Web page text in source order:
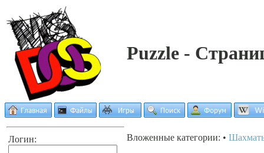
Puzzle -
Логин: Вложенные категории: •